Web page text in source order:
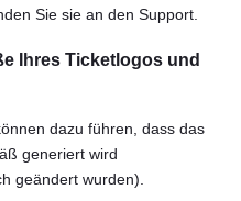
Sie sie an den Support.
Ihres Ticketlogos und
dazu führen, dass das
generiert wird
geändert wurden).